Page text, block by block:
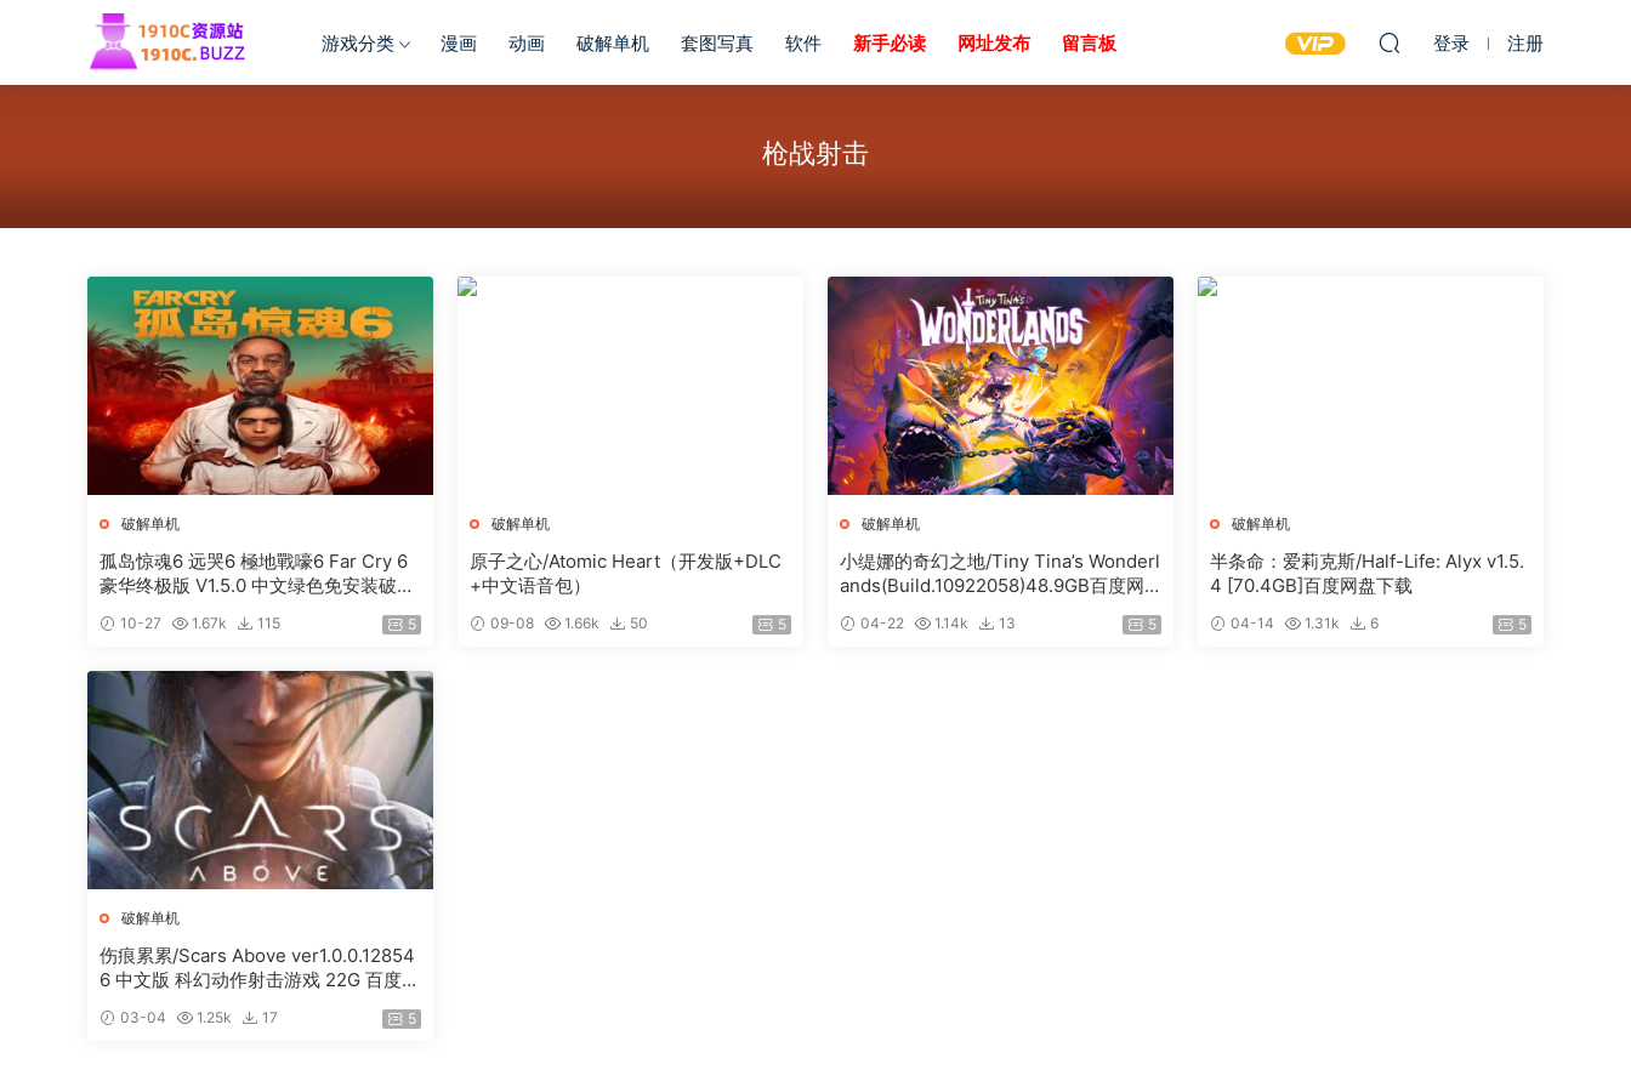
游戏分类 漫画 动画 破解单机 套图写真 软件 新手必读 网址发布 留言板 登录 注册
枪战射击
破解单机
孤岛惊魂6 远哭6 極地戰嚎6 Far Cry 6
豪华终极版 V1.5.0 中文绿色免安装破解
10-27 1.67k 115 5
破解单机
原子之心/Atomic Heart（开发版+DLC
+中文语音包）
09-08 1.66k 50 5
破解单机
小缇娜的奇幻之地/Tiny Tina’s Wonderl
ands(Build.10922058)48.9GB百度网
04-22 1.14k 13 5
破解单机
半条命：爱莉克斯/Half-Life: Alyx v1.5.
4 [70.4GB]百度网盘下载
04-14 1.31k 6 5
破解单机
伤痕累累/Scars Above ver1.0.0.12854
6 中文版 科幻动作射击游戏 22G 百度网
03-04 1.25k 17 5